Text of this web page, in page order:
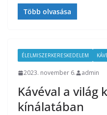
Több olvasása
ÉLELMISZERKERESKEDELEM
2023. november 6. admin
Kávéval a világ
kínálatában